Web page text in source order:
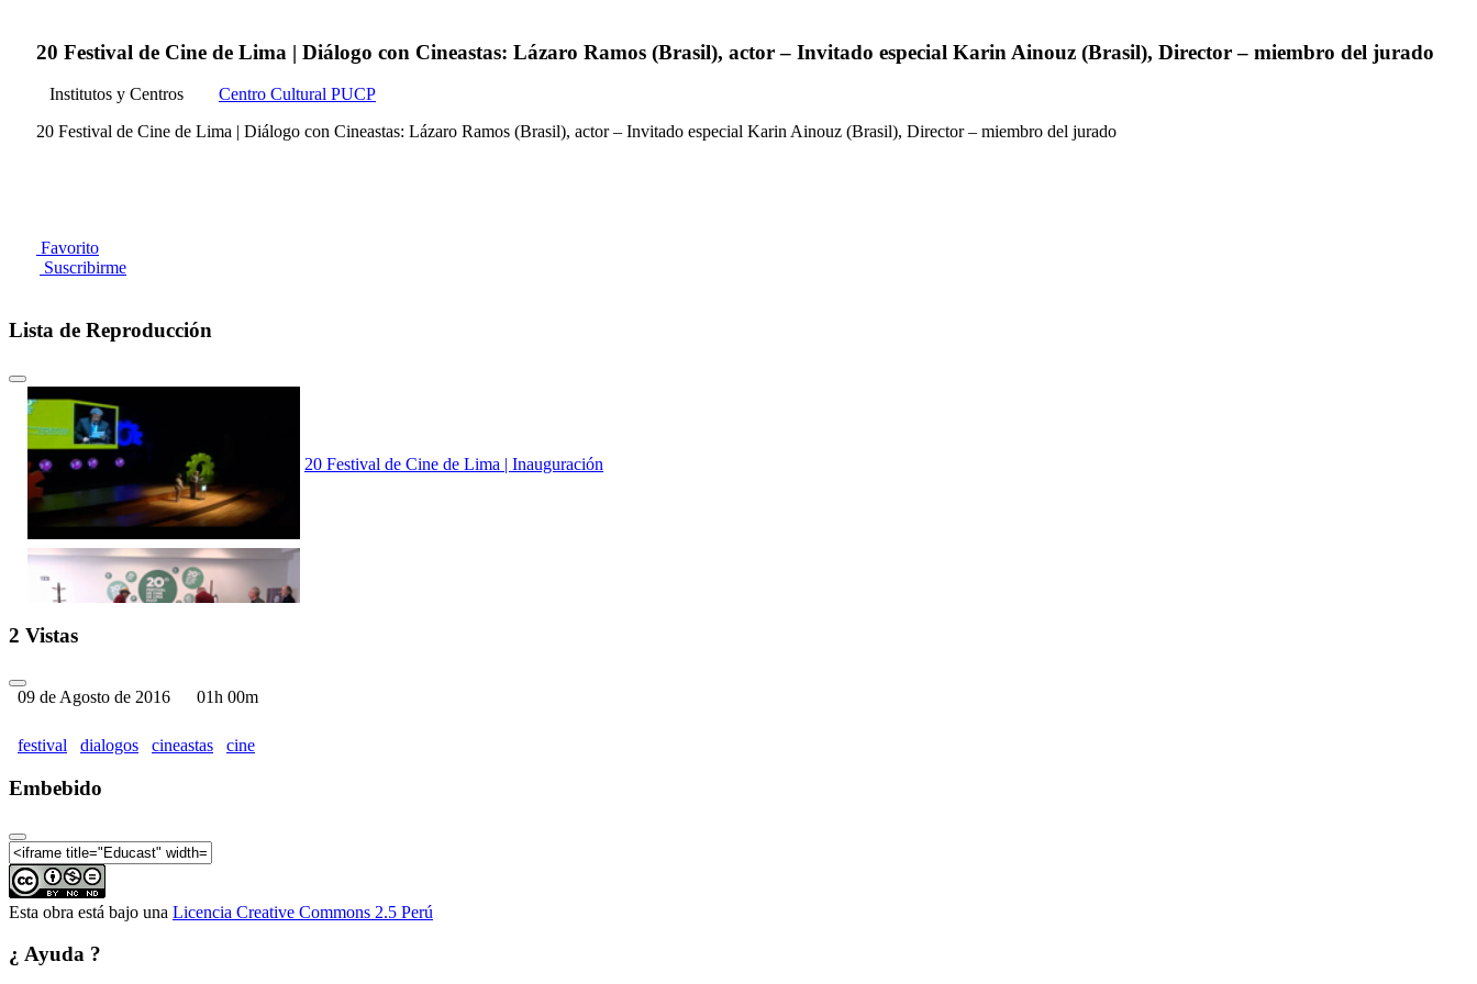
20 Festival de Cine de Lima | Diálogo con Cineastas: Lázaro Ramos (Brasil), actor – Invitado especial Karin Ainouz (Brasil), Director – miembro del jurado
Institutos y Centros
Centro Cultural PUCP
20 Festival de Cine de Lima | Diálogo con Cineastas: Lázaro Ramos (Brasil), actor – Invitado especial Karin Ainouz (Brasil), Director – miembro del jurado
Favorito
Suscribirme
Lista de Reproducción
20 Festival de Cine de Lima | Inauguración
2 Vistas
09 de Agosto de 2016 01h 00m
festival dialogos cineastas cine
Embebido
Esta obra está bajo una Licencia Creative Commons 2.5 Perú
¿ Ayuda ?